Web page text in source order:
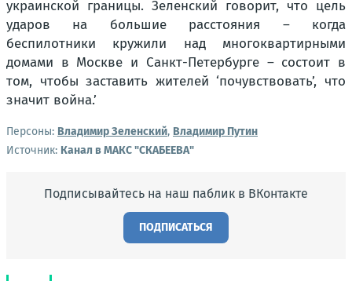
украинской границы. Зеленский говорит, что цель
ударов на большие расстояния – когда
беспилотники кружили над многоквартирными
домами в Москве и Санкт-Петербурге – состоит в
том, чтобы заставить жителей ‘почувствовать’, что
значит война.’
Персоны: Владимир Зеленский, Владимир Путин
Источник: Канал в МАКС "СКАБЕЕВА"
Подписывайтесь на наш паблик в ВКонтакте
ПОДПИСАТЬСЯ